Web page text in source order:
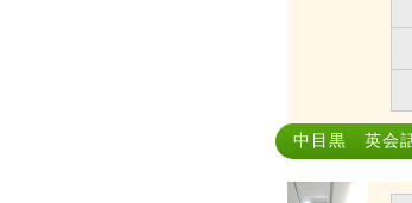
中目黒 英会